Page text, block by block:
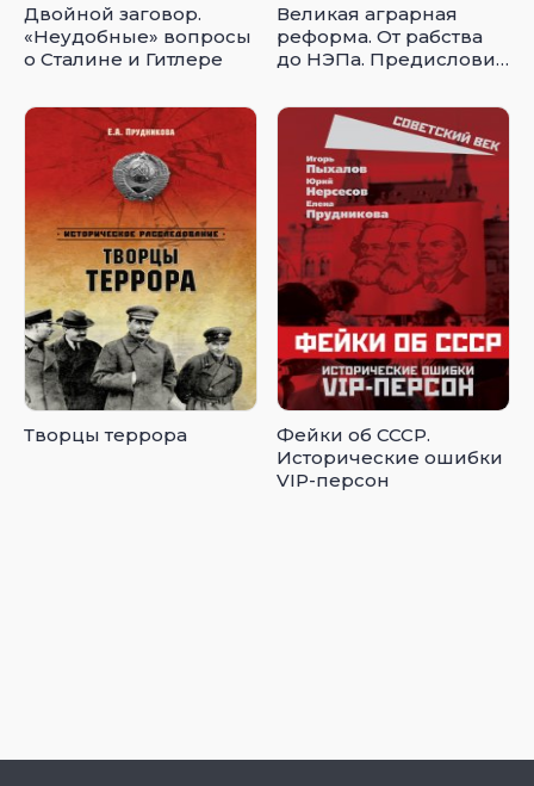
Двойной заговор.
«Неудобные» вопросы
о Сталине и Гитлере
Великая аграрная
реформа. От рабства
до НЭПа. Предисловие
Пучков
Творцы террора
Фейки об СССР.
Исторические ошибки
VIP-персон